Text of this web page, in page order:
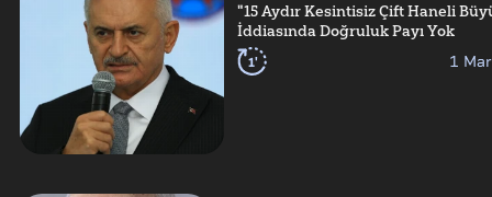
"15 Aydır Kesintisiz Çift Haneli
İddiasında Doğruluk Payı Yok
1' 1